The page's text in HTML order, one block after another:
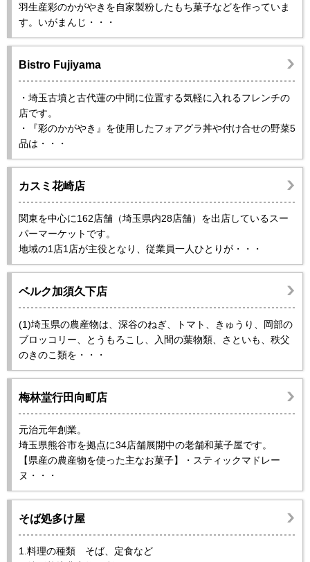
羽生産彩のかがやきを自家製粉したもち菓子などを作っていま
す。いがまんじ・・・
Bistro Fujiyama
・埼玉古墳と古代蓮の中間に位置する気軽に入れるフレンチの
店です。
・『彩のかがやき』を使用したフォアグラ丼や付け合せの野菜5
品は・・・
カスミ花崎店
関東を中心に162店舗（埼玉県内28店舗）を出店しているスー
パーマーケットです。
地域の1店1店が主役となり、従業員一人ひとりが・・・
ベルク加須久下店
(1)埼玉県の農産物は、深谷のねぎ、トマト、きゅうり、岡部の
ブロッコリー、とうもろこし、入間の葉物類、さといも、秩父
のきのこ類を・・・
梅林堂行田向町店
元治元年創業。
埼玉県熊谷市を拠点に34店舗展開中の老舗和菓子屋です。
【県産の農産物を使った主なお菓子】・スティックマドレー
ヌ・・・
そば処多け屋
1.料理の種類 そば、定食など